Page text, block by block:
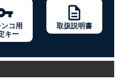
コ用
キー
取扱説明書